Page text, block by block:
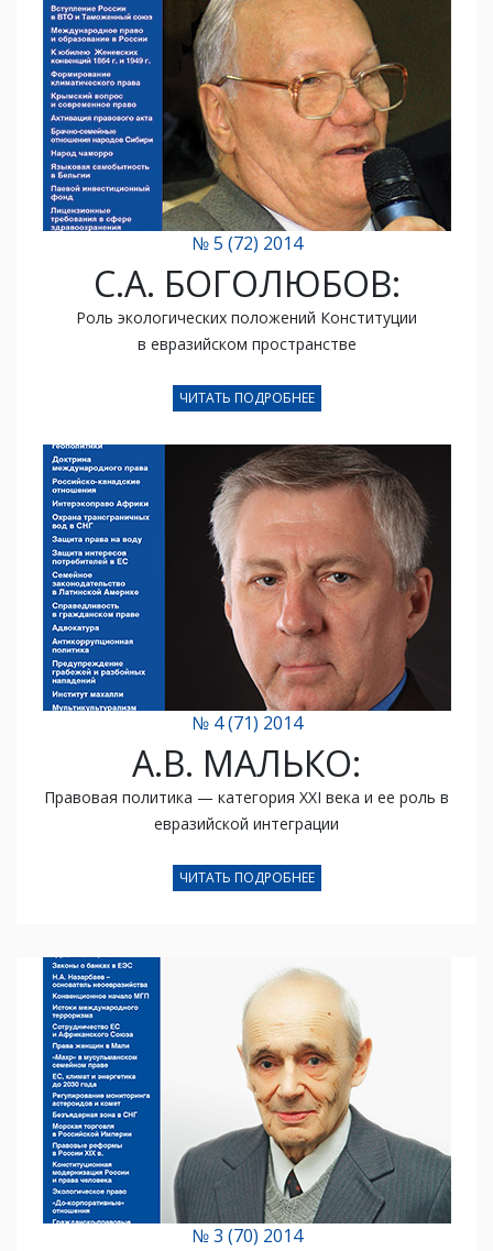
№ 5 (72) 2014
С.А. БОГОЛЮБОВ:
Роль экологических положений Конституции
в евразийском пространстве
ЧИТАТЬ ПОДРОБНЕЕ
№ 4 (71) 2014
А.В. МАЛЬКО:
Правовая политика — категория XXI века и ее роль в
евразийской интеграции
ЧИТАТЬ ПОДРОБНЕЕ
№ 3 (70) 2014